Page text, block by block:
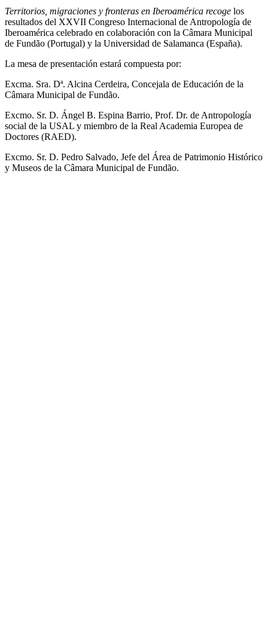
Territorios, migraciones y fronteras en Iberoamérica recoge los
resultados del XXVII Congreso Internacional de Antropología de
Iberoamérica celebrado en colaboración con la Câmara Municipal
de Fundão (Portugal) y la Universidad de Salamanca (España).
La mesa de presentación estará compuesta por:
Excma. Sra. Dª. Alcina Cerdeira, Concejala de Educación de la
Câmara Municipal de Fundão.
Excmo. Sr. D. Ángel B. Espina Barrio, Prof. Dr. de Antropología
social de la USAL y miembro de la Real Academia Europea de
Doctores (RAED).
Excmo. Sr. D. Pedro Salvado, Jefe del Área de Patrimonio Histórico
y Museos de la Câmara Municipal de Fundão.